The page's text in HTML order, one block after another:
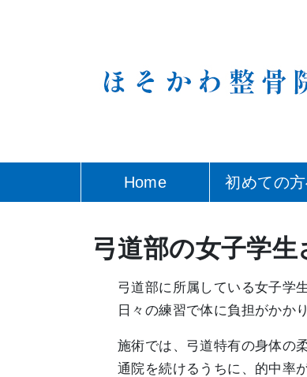
Home 初めての
弓道部の女子学生
弓道部に所属している女子学
日々の練習で体に負担がかか
施術では、弓道特有の身体の
通院を続けるうちに、的中率